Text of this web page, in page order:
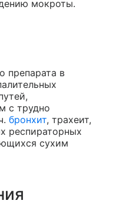
мокроты.
препарата в
с трудно
бронхит, трахеит,
респираторных
сухим